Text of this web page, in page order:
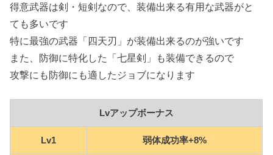
得意武器は剣・短剣なので、装備出来る有用な武器がと
ても多いです
特に最強の武器「四天刃」が装備出来るのが強いです
また、防御に特化した「七星剣」も装備できるので
攻撃にも防御にも適したジョブになります
Lvアップボーナス
Lv1 弱体成功率+8%